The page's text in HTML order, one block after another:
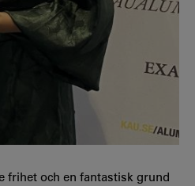
frihet och en fantastisk grund